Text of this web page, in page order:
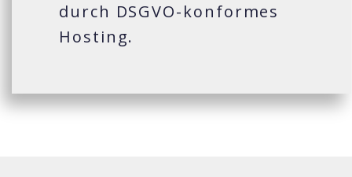
durch DSGVO-konformes
Hosting.